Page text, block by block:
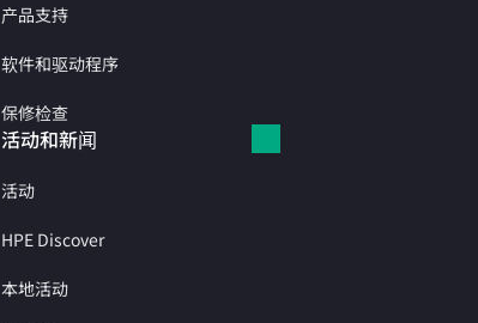
产品支持
软件和驱动程序
保修检查
活动和新闻
活动
HPE Discover
本地活动